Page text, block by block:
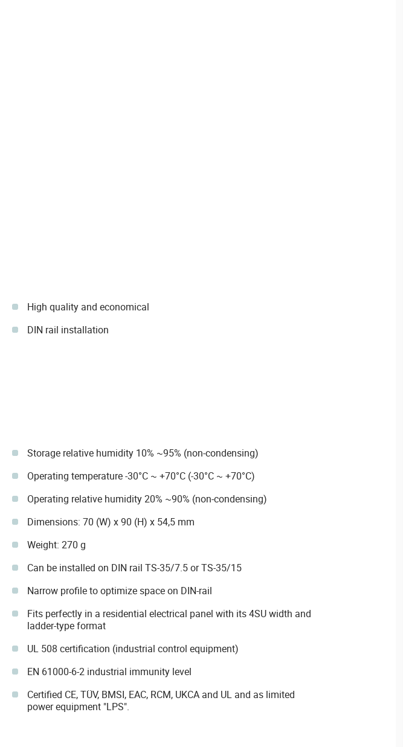
High quality and economical
DIN rail installation
Storage relative humidity 10% ~95% (non-condensing)
Operating temperature -30°C ~ +70°C (-30°C ~ +70°C)
Operating relative humidity 20% ~90% (non-condensing)
Dimensions: 70 (W) x 90 (H) x 54,5 mm
Weight: 270 g
Can be installed on DIN rail TS-35/7.5 or TS-35/15
Narrow profile to optimize space on DIN-rail
Fits perfectly in a residential electrical panel with its 4SU width and
ladder-type format
UL 508 certification (industrial control equipment)
EN 61000-6-2 industrial immunity level
Certified CE, TÜV, BMSI, EAC, RCM, UKCA and UL and as limited
power equipment "LPS".